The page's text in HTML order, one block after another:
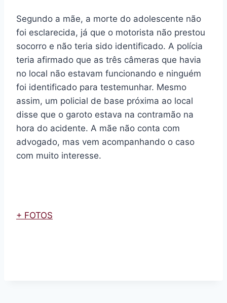
Segundo a mãe, a morte do adolescente não
foi esclarecida, já que o motorista não prestou
socorro e não teria sido identificado. A polícia
teria afirmado que as três câmeras que havia
no local não estavam funcionando e ninguém
foi identificado para testemunhar. Mesmo
assim, um policial de base próxima ao local
disse que o garoto estava na contramão na
hora do acidente. A mãe não conta com
advogado, mas vem acompanhando o caso
com muito interesse.
+ FOTOS